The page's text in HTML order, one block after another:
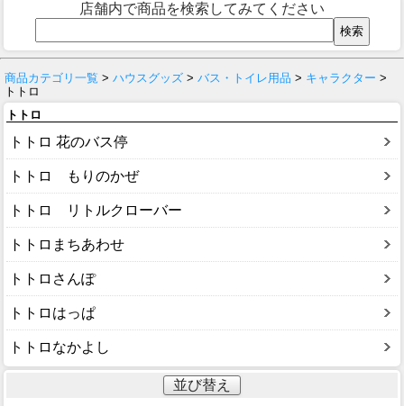
店舗内で商品を検索してみてください
商品カテゴリ一覧 > ハウスグッズ > バス・トイレ用品 > キャラクター >
トトロ
トトロ
トトロ 花のバス停
トトロ もりのかぜ
トトロ リトルクローバー
トトロまちあわせ
トトロさんぽ
トトロはっぱ
トトロなかよし
並び替え